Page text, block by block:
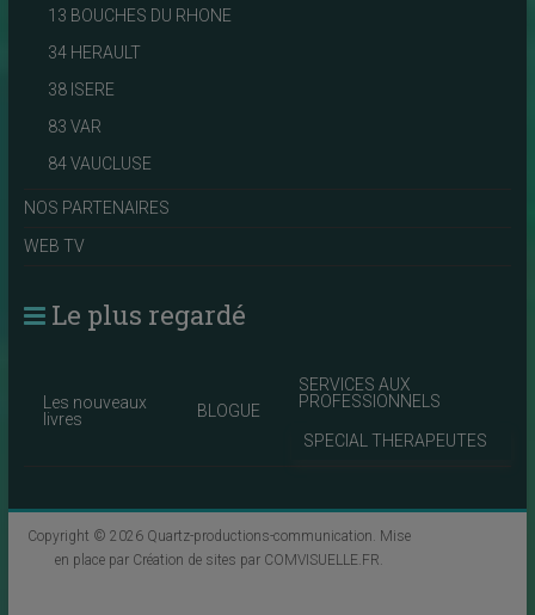
13 BOUCHES DU RHONE
34 HERAULT
38 ISERE
83 VAR
84 VAUCLUSE
NOS PARTENAIRES
WEB TV
Le plus regardé
Les nouveaux
livres
BLOGUE
SERVICES AUX
PROFESSIONNELS
SPECIAL THERAPEUTES
Copyright © 2026 Quartz-productions-communication. Mise
en place par Création de sites par COMVISUELLE.FR.